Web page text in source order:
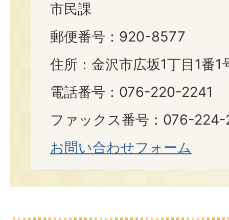
市民課
郵便番号：920-8577
住所：金沢市広坂1丁目1番1
電話番号：076-220-2241
ファックス番号：076-
お問い合わせフォーム